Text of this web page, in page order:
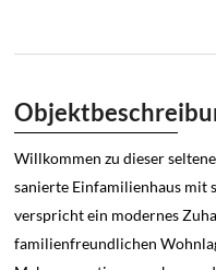
Willkommen zu dieser
sanierte Einfamilienhaus mit
verspricht ein modernes
familienfreundlichen